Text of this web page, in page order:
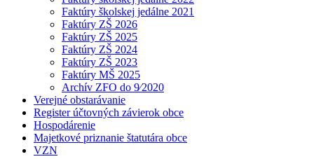
Faktúry školskej jedálne 2021
Faktúry ZŠ 2026
Faktúry ZŠ 2025
Faktúry ZŠ 2024
Faktúry ZŠ 2023
Faktúry MŠ 2025
Archív ZFO do 9⁄2020
Verejné obstarávanie
Register účtovných závierok obce
Hospodárenie
Majetkové priznanie štatutára obce
VZN